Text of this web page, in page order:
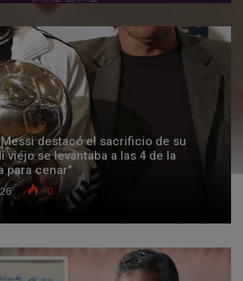
Messi destacó el sacrificio de su
viejo se levantaba a las 4 de la
para cenar"
0